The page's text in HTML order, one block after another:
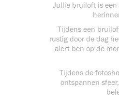
Jullie bruiloft is een
Tijdens een
rustig door de dag
alert ben op de
Tijdens de
ontspannen